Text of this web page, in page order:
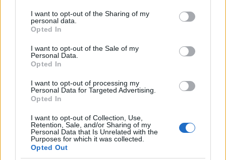
not limited to your visit or usage behaviour. You may click to
grant or deny consent to Google and its third-party tags to
use your data for below specified purposes in below Google
consent section.
I want to opt-out of the Sharing of my
personal data.
Opted In
I want to opt-out of the Sale of my
Personal Data.
Opted In
I want to opt-out of processing my
Personal Data for Targeted Advertising.
Opted In
I want to opt-out of Collection, Use,
Retention, Sale, and/or Sharing of my
Personal Data that Is Unrelated with the
Purposes for which it was collected.
Opted Out
Αυτό σημαίνει ότι μικρότερες δόσεις υπαρχουσών
θεραπειών θα μπορούσαν ενδεχομένως να είναι
πιο αποτελεσματικές όταν συνδυάζονται με τη νέα
Οι επιστήμονες εξετάζουν επίσης πώς ακριβώς η
ένωση αυτή μπορεί να βοηθά στην αντιμετώπιση
της ανθεκτικότητας του όγκου στη θεραπεία.
Προηγούμενα δεδομένα δείχνουν ότι το μόριο
μπορεί να ενεργοποιεί μηχανισμούς